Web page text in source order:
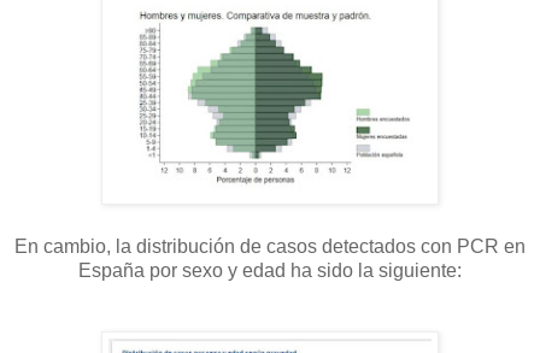
En cambio, la distribución de casos detectados con PCR en
España por sexo y edad ha sido la siguiente: